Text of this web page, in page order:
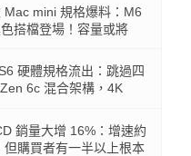
Mac mini 規格爆料：M6
搭檔登場！容量或將
硬體規格流出：跳過四
6c 混合架構，4K
銷量大增 16%：增速約
但購買者有一半以上根本